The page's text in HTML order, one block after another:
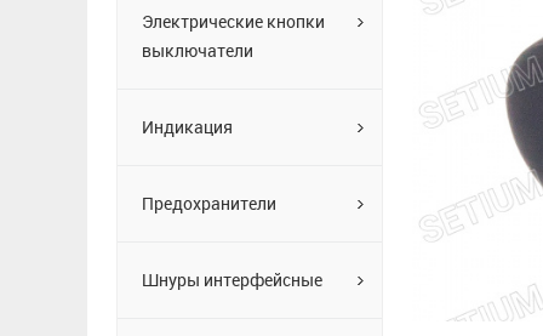
Электрические кнопки
выключатели
Индикация
Предохранители
Шнуры интерфейсные